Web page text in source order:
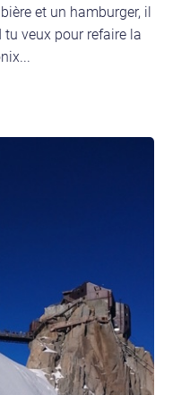
et un hamburger, il
veux pour refaire la